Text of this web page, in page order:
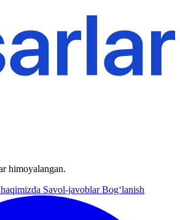
himoyalangan.
Savol-javoblarBog‘lanish